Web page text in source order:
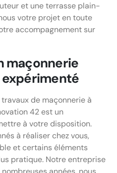
et une terrasse plain-
votre projet en toute
accompagnement sur
maçonnerie
de maçonnerie à
42 est un
à votre disposition.
à réaliser chez vous,
et certains éléments
pratique. Notre entreprise